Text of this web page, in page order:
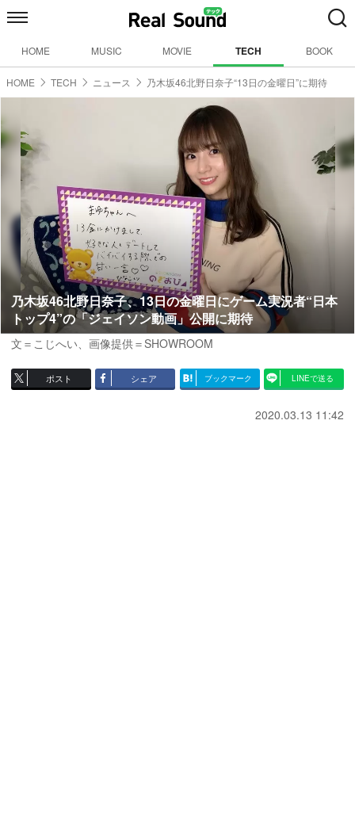
HOME MUSIC MOVIE TECH BOOK
HOME TECH ニュース 乃木坂46北野日奈子“13日の金曜日”に期待
乃木坂46北野日奈子、13日の金曜日にゲーム実況者“日本
トップ4”の「ジェイソン動画」公開に期待
文＝こじへい、画像提供＝SHOWROOM
ポスト シェア ブックマーク LINEで送る
2020.03.13 11:42